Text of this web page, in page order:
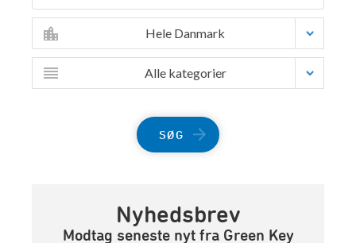
Hele Danmark
Alle kategorier
SØG
Nyhedsbrev
Modtag seneste nyt fra Green Key